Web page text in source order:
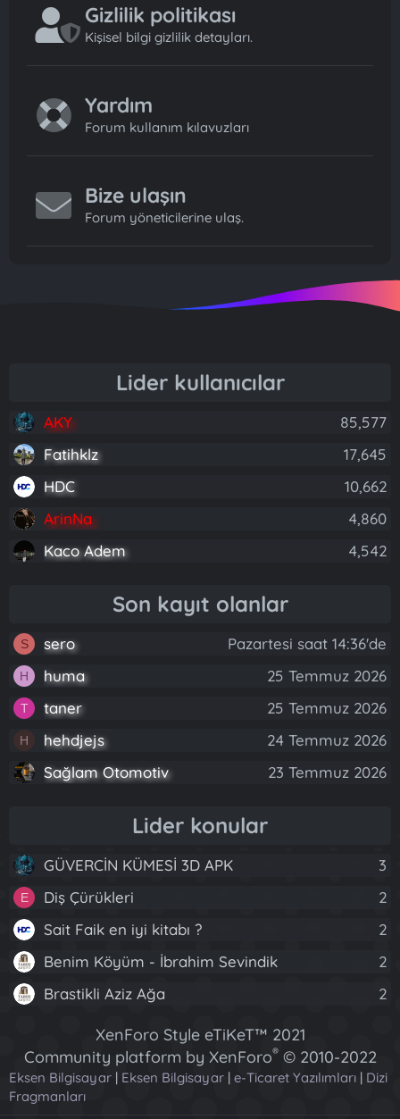
Gizlilik politikası
Kişisel bilgi gizlilik detayları.
Yardım
Forum kullanım kılavuzları
Bize ulaşın
Forum yöneticilerine ulaş.
Lider kullanıcılar
AKY
85,577
Fatihklz
17,645
HDC
10,662
ArinNa
4,860
Kaco Adem
4,542
Son kayıt olanlar
S sero Pazartesi saat 14:36'de
H huma 25 Temmuz 2026
T taner 25 Temmuz 2026
H hehdjejs
24 Temmuz 2026
Sağlam Otomotiv
23 Temmuz 2026
Lider konular
GÜVERCİN KÜMESİ 3D APK 3
E Diş Çürükleri
2
Sait Faik en iyi kitabı ?
2
Benim Köyüm - İbrahim Sevindik
2
Brastikli Aziz Ağa
2
XenForo Style eTiKeT™ 2021
Community platform by XenForo® © 2010-2022
XenForo Ltd.
[XGT] Forum statistics system
Eksen Bilgisayar | Eksen Bilgisayar | e-Ticaret Yazılımları | Dizi
Fragmanları